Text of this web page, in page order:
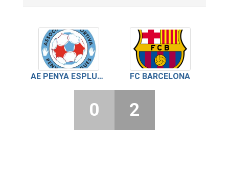
AE PENYA ESPLUGUES FC BARCELONA
0 2